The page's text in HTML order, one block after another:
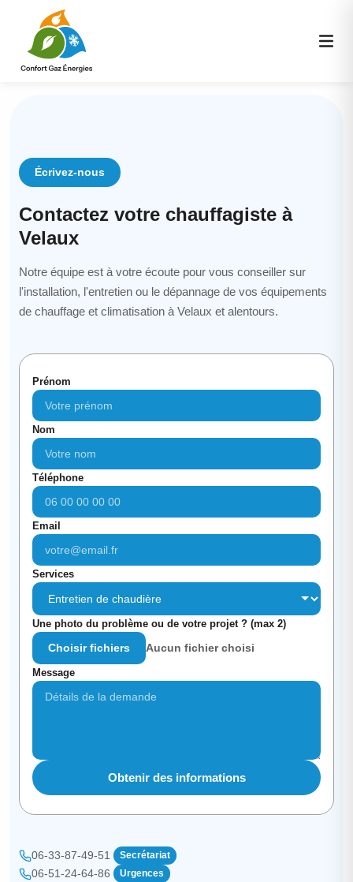
Écrivez-nous
Contactez votre chauffagiste à
Velaux
Notre équipe est à votre écoute pour vous conseiller sur
l'installation, l'entretien ou le dépannage de vos équipements
de chauffage et climatisation à Velaux et alentours.
Prénom
Nom
Téléphone
Email
Services
Une photo du problème ou de votre projet ? (max 2)
Choisir fichiers Aucun fichier choisi
Message
Obtenir des informations
06-33-87-49-51 Secrétariat
06-51-24-64-86 Urgences